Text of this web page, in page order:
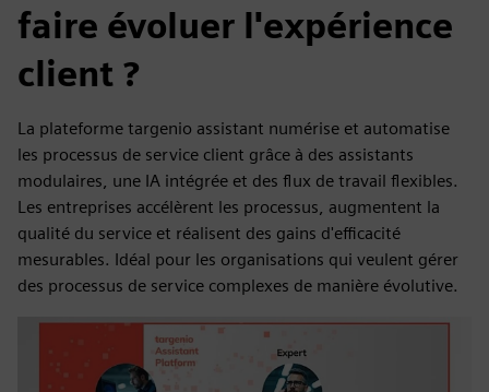
faire évoluer l'expérience
client ?
La plateforme targenio assistant numérise et automatise
les processus de service client grâce à des assistants
modulaires, une IA intégrée et des flux de travail flexibles.
Les entreprises accélèrent les processus, augmentent la
qualité du service et réalisent des gains d'efficacité
mesurables. Idéal pour les organisations qui veulent gérer
des processus de service complexes de manière évolutive.